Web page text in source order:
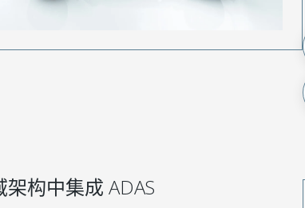
架构中集成 ADAS